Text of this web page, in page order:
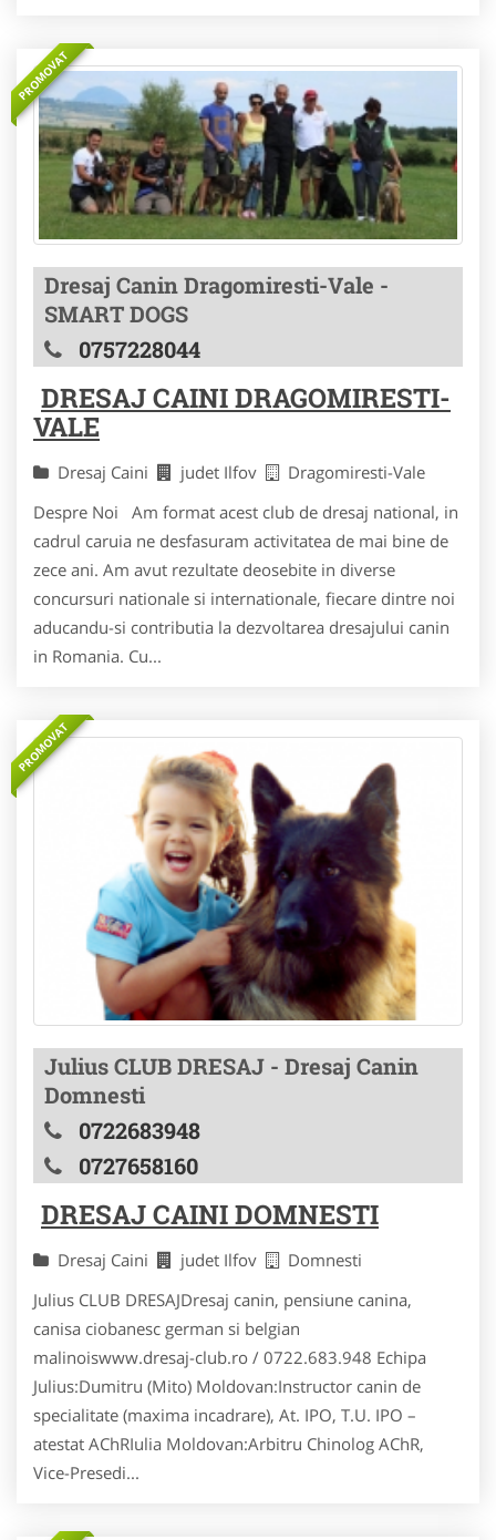
PROMOVAT
Dresaj Canin Dragomiresti-Vale -
SMART DOGS
0757228044
DRESAJ CAINI DRAGOMIRESTI-
VALE
Dresaj Caini judet Ilfov
Dragomiresti-Vale
Despre Noi Am format acest club de dresaj national, in
cadrul caruia ne desfasuram activitatea de mai bine de
zece ani. Am avut rezultate deosebite in diverse
concursuri nationale si internationale, fiecare dintre noi
aducandu-si contributia la dezvoltarea dresajului canin
in Romania. Cu...
PROMOVAT
Julius CLUB DRESAJ - Dresaj Canin
Domnesti
0722683948
0727658160
DRESAJ CAINI DOMNESTI
Dresaj Caini judet Ilfov
Domnesti
Julius CLUB DRESAJDresaj canin, pensiune canina,
canisa ciobanesc german si belgian
malinoiswww.dresaj-club.ro / 0722.683.948 Echipa
Julius:Dumitru (Mito) Moldovan:Instructor canin de
specialitate (maxima incadrare), At. IPO, T.U. IPO –
atestat AChRIulia Moldovan:Arbitru Chinolog AChR,
Vice-Presedi...